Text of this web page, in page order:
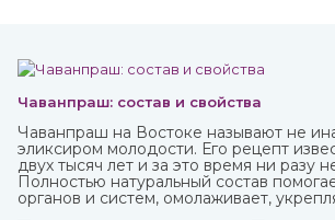
Чаванпраш: состав и свойства
Чаванпраш на Востоке называют не
эликсиром молодости. Его рецепт
двух тысяч лет и за это время ни разу
Полностью натуральный состав
органов и систем, омолаживает,